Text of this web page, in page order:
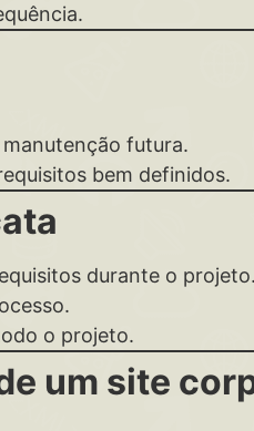
futura.
bem definidos.
durante o projeto.
o projeto.
um site